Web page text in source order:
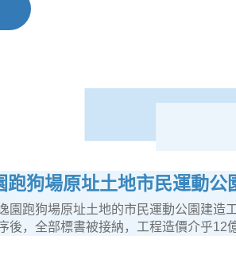
跑狗場原址土地市民運動
園跑狗場原址土地的市民運動公園建造
後，全部標書被接納，工程造價介乎12